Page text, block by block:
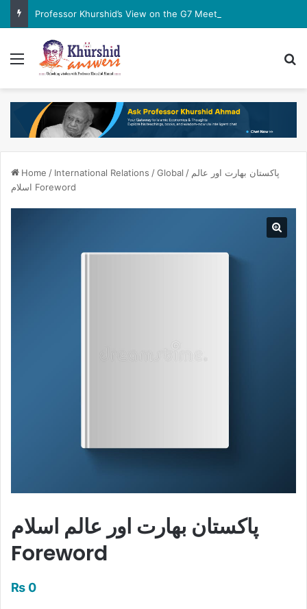
Professor Khurshid’s View on the G7 Meeting
Menu
Home / International Relations /Global / پاکستان بھارت اور عالم
اسلام Foreword
پاکستان بھارت اور عالم اسلام
Foreword
₨ 0